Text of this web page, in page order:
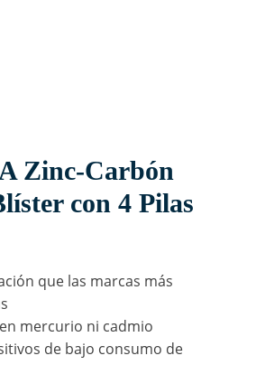
Zinc-Carbón
con 4 Pilas
que las marcas más
mercurio ni cadmio
de bajo consumo de